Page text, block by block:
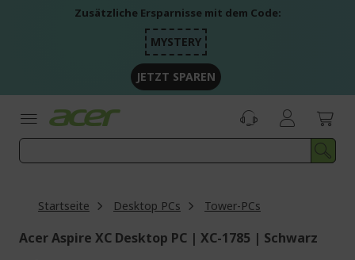
Zusätzliche Ersparnisse mit dem Code:
MYSTERY
JETZT SPAREN
Startseite Desktop PCs Tower-PCs
Acer Aspire XC Desktop PC | XC-1785 | Schwarz